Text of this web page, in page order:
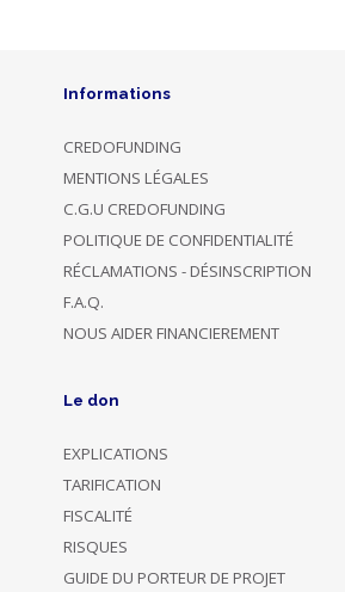
Informations
CREDOFUNDING
MENTIONS LÉGALES
C.G.U CREDOFUNDING
POLITIQUE DE CONFIDENTIALITÉ
RÉCLAMATIONS - DÉSINSCRIPTION
F.A.Q.
NOUS AIDER FINANCIEREMENT
Le don
EXPLICATIONS
TARIFICATION
FISCALITÉ
RISQUES
GUIDE DU PORTEUR DE PROJET